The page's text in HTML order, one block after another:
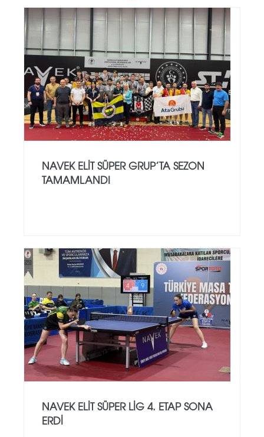
NAVEK ELIT SÜPER GRUP’TA SEZON
TAMAMLANDI
NAVEK ELIT SÜPER LIG 4. ETAP SONA
ERDI